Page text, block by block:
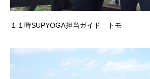
１１時SUPYOGA担当ガイド トモ